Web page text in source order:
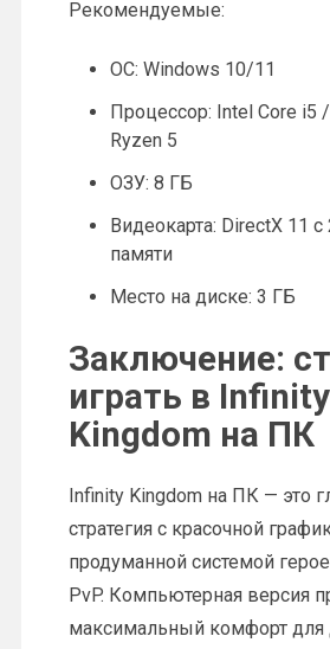
Рекомендуемые:
ОС: Windows 10/11
Процессор: Intel Core i5
Ryzen 5
ОЗУ: 8 ГБ
Видеокарта: DirectX 11 с
памяти
Место на диске: 3 ГБ
Заключение:
играть в Infinity
Kingdom на ПК
Infinity Kingdom на ПК — это
стратегия с красочной
продуманной системой
PvP. Компьютерная версия
максимальный комфорт для